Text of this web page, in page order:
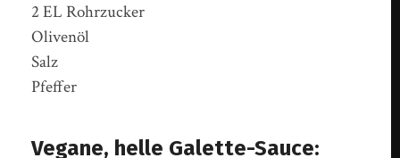
2 EL Rohrzucker
Olivenöl
Salz
Pfeffer
Vegane, helle Galette-Sauce: